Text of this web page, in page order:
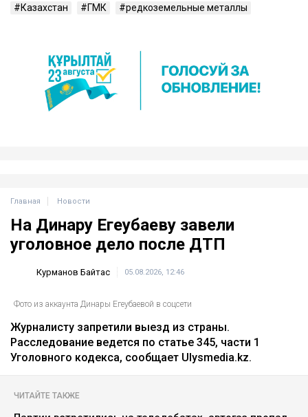
Казахстан ГМК редкоземельные металлы
Главная Новости
На Динару Егеубаеву завели
уголовное дело после ДТП
Курманов Байтас 05.08.2026, 12:46
Фото из аккаунта Динары Егеубаевой в соцсети
Журналисту запретили выезд из страны.
Расследование ведется по статье 345, части 1
Уголовного кодекса, сообщает Ulysmedia.kz.
ЧИТАЙТЕ ТАКЖЕ